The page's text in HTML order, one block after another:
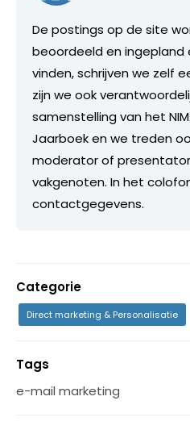
De postings op de site
beoordeeld en ingepland
vinden, schrijven we zelf
zijn we ook
samenstelling van het
Jaarboek en we treden
moderator of
vakgenoten. In het
contactgegevens.
Categorie
Direct marketing & Personalisatie
Tags
e-mail marketing